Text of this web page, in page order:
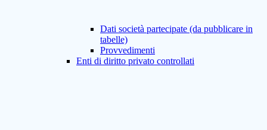
Dati società partecipate (da pubblicare in
tabelle)
Provvedimenti
Enti di diritto privato controllati